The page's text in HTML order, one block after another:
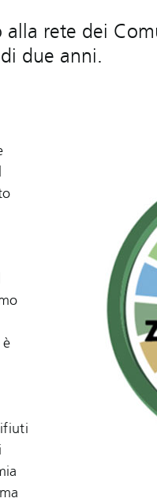
rete dei
due anni.